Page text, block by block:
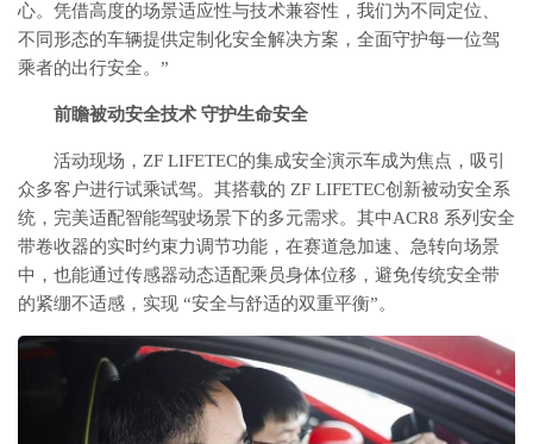
心。凭借高度的场景适应性与技术兼容性，我们为不同定位、
不同形态的车辆提供定制化安全解决方案，全面守护每一位驾
乘者的出行安全。”
前瞻被动安全技术 守护生命安全
活动现场，ZF LIFETEC的集成安全演示车成为焦点，吸引
众多客户进行试乘试驾。其搭载的 ZF LIFETEC创新被动安全系
统，完美适配智能驾驶场景下的多元需求。其中ACR8 系列安全
带卷收器的实时约束力调节功能，在赛道急加速、急转向场景
中，也能通过传感器动态适配乘员身体位移，避免传统安全带
的紧绷不适感，实现 “安全与舒适的双重平衡”。